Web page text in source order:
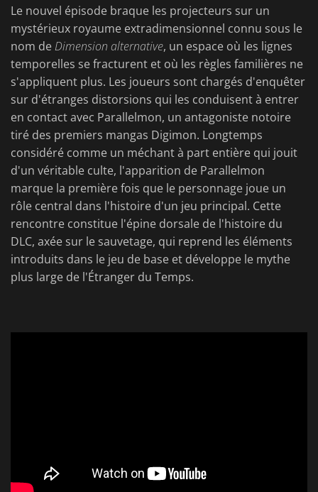
Le nouvel épisode braque les projecteurs sur un
mystérieux royaume extradimensionnel connu sous le
nom deDimension alternative, un espace où les lignes
temporelles se fracturent et où les règles familières ne
s'appliquent plus. Les joueurs sont chargés d'enquêter
sur d'étranges distorsions qui les conduisent à entrer
en contact avec Parallelmon, un antagoniste notoire
tiré des premiers mangas Digimon. Longtemps
considéré comme un méchant à part entière qui jouit
d'un véritable culte, l'apparition de Parallelmon
marque la première fois que le personnage joue un
rôle central dans l'histoire d'un jeu principal. Cette
rencontre constitue l'épine dorsale de l'histoire du
DLC, axée sur le sauvetage, qui reprend les éléments
introduits dans le jeu de base et développe le mythe
plus large de l'Étranger du Temps.